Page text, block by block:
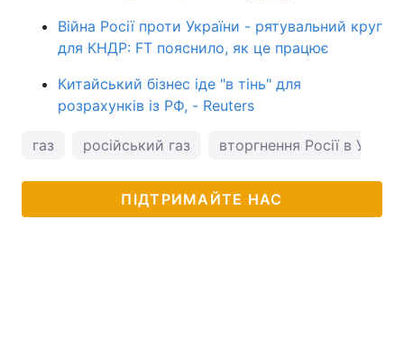
Війна Росії проти України - рятувальний круг
для КНДР: FT пояснило, як це працює
Китайський бізнес іде "в тінь" для
розрахунків із РФ, - Reuters
газ російський газ вторгнення Росії в
ПІДТРИМАЙТЕ НАС